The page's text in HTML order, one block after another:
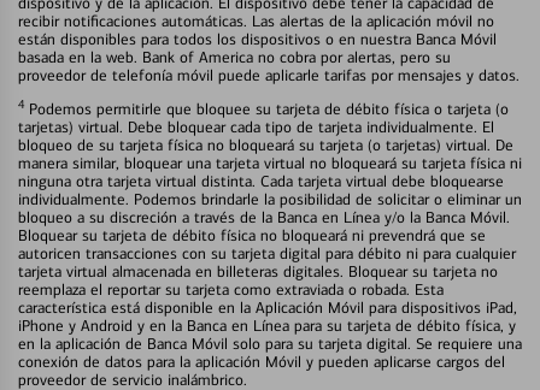
recibir notificaciones automáticas. Las alertas de la aplicación móvil no
están disponibles para todos los dispositivos o en nuestra Banca Móvil
basada en la web. Bank of America no cobra por alertas, pero su
proveedor de telefonía móvil puede aplicarle tarifas por mensajes y datos.
4 Podemos permitirle que bloquee su tarjeta de débito física o tarjeta (o
tarjetas) virtual. Debe bloquear cada tipo de tarjeta individualmente. El
bloqueo de su tarjeta física no bloqueará su tarjeta (o tarjetas) virtual. De
manera similar, bloquear una tarjeta virtual no bloqueará su tarjeta física ni
ninguna otra tarjeta virtual distinta. Cada tarjeta virtual debe bloquearse
individualmente. Podemos brindarle la posibilidad de solicitar o eliminar un
bloqueo a su discreción a través de la Banca en Línea y/o la Banca Móvil.
Bloquear su tarjeta de débito física no bloqueará ni prevendrá que se
autoricen transacciones con su tarjeta digital para débito ni para cualquier
tarjeta virtual almacenada en billeteras digitales. Bloquear su tarjeta no
reemplaza el reportar su tarjeta como extraviada o robada. Esta
característica está disponible en la Aplicación Móvil para dispositivos iPad,
iPhone y Android y en la Banca en Línea para su tarjeta de débito física, y
en la aplicación de Banca Móvil solo para su tarjeta digital. Se requiere una
conexión de datos para la aplicación Móvil y pueden aplicarse cargos del
proveedor de servicio inalámbrico.